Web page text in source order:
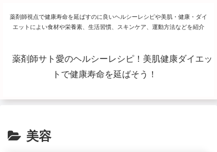
薬剤師視点で健康寿命を延ばすのに良いヘルシーレシピや美肌・健康・ダイ
エットによい食材や栄養素、生活習慣、スキンケア、運動方法などを紹介
薬剤師サト愛のヘルシーレシピ！美肌健康ダイエッ
トで健康寿命を延ばそう！
美容